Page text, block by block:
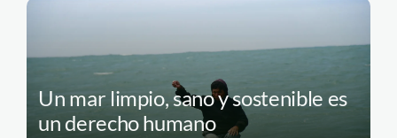
Un mar limpio, sano y sostenible es
un derecho humano